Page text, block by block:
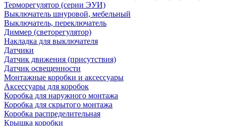
Терморегулятор (серии ЭУИ)
Выключатель шнуровой, мебельный
Выключатель, переключатель
Диммер (светорегулятор)
Накладка для выключателя
Датчики
Датчик движения (присутствия)
Датчик освещенности
Монтажные коробки и аксессуары
Аксессуары для коробок
Коробка для наружного монтажа
Коробка для скрытого монтажа
Коробка распределительная
Крышка коробки